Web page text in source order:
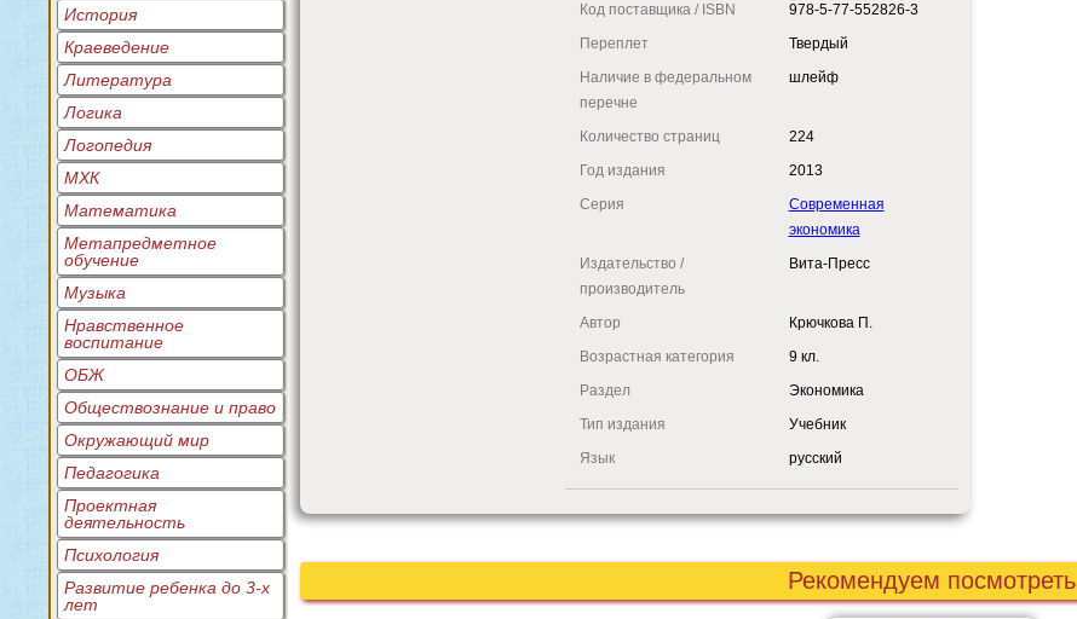
История
Краеведение
Литература
Логика
Логопедия
МХК
Математика
Метапредметное
обучение
Музыка
Нравственное
воспитание
ОБЖ
Обществознание и право
Окружающий мир
Педагогика
Проектная
деятельность
Психология
Развитие ребенка до 3-х
лет
Код поставщика / ISBN
978-5-77-552826-3
Переплет
Твердый
Наличие в федеральном
перечне
шлейф
Количество страниц
224
Год издания
2013
Серия
Современная
экономика
Издательство /
производитель
Вита-Пресс
Автор
Крючкова П.
Возрастная категория
9 кл.
Раздел
Экономика
Тип издания
Учебник
Язык
русский
Рекомендуем посмотреть